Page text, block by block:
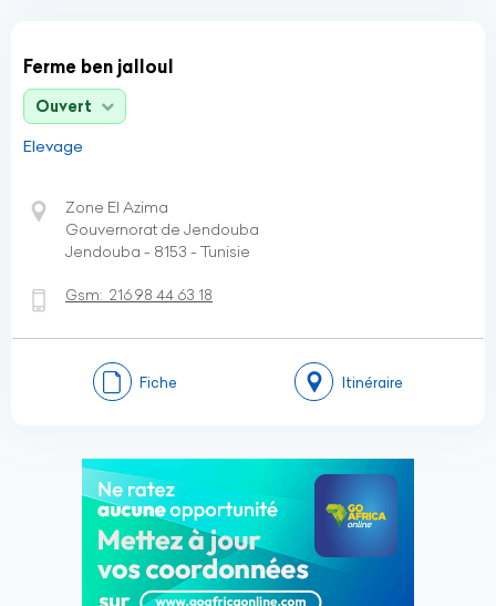
Ferme ben jalloul
Ouvert
Elevage
Zone El Azima
Gouvernorat de Jendouba
Jendouba - 8153 - Tunisie
Gsm: 216 98 44 63 18
Fiche Itinéraire